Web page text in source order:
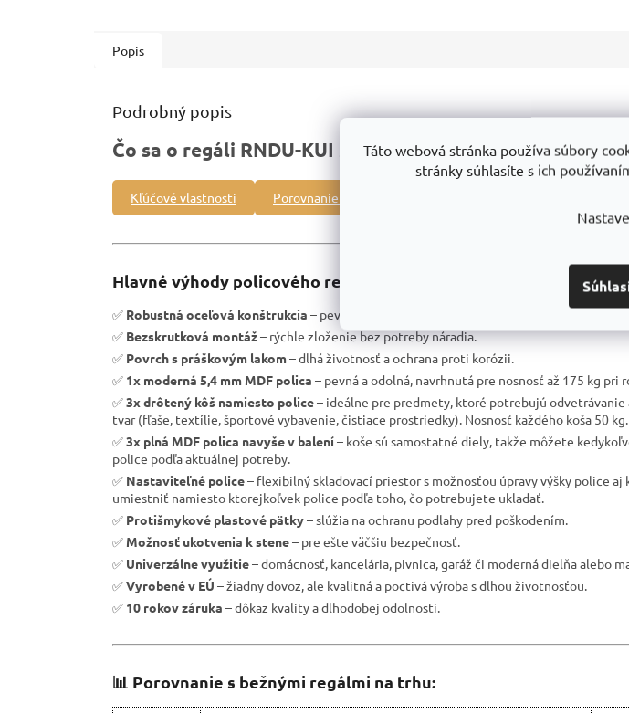
Táto webová stránka používa súbory
stránky súhlasíte s ich
Popis
Podrobný popis
Čo sa o regáli RNDU-KUI s drôtenými košmi môžete
Kľúčové vlastnosti Porovnanie s inými produktmi
Hlavné výhody policového regálu RNDU-KUI s drôtenými košmi a
✅ Robustná oceľová konštrukcia – pevnosť a vysoká stabilita.
✅ Bezskrutková montáž– rýchle zloženie bez potreby náradia.
✅ Povrch s práškovým lakom– dlhá životnosť a ochrana proti korózii.
✅ 1x moderná 5,4 mm MDF polica – pevná a odolná, navrhnutá pre nosnosť až 175 kg pri
✅3x drôtený kôš namiesto police– ideálne pre predmety, ktoré potrebujú
tvar (fľaše, textílie, športové vybavenie, čistiace prostriedky). Nosnosť každého koša 50 kg.
✅3x plná MDF polica navyše v balení– koše sú samostatné diely, takže môžete
police podľa aktuálnej potreby.
✅ Nastaviteľné police– flexibilný skladovací priestor s možnosťou úpravy výšky police aj
umiestniť namiesto ktorejkoľvek police podľa toho, čo potrebujete ukladať.
✅ Protišmykové plastové pätky– slúžia na ochranu podlahy pred poškodením.
✅ Možnosť ukotvenia k stene– pre ešte väčšiu bezpečnosť.
✅ Univerzálne využitie– domácnosť, kancelária, pivnica, garáž či moderná dielňa alebo
✅Vyrobené v EÚ – žiadny dovoz, ale kvalitná a poctivá výroba s dlhou životnosťou.
✅ 10 rokov záruka – dôkaz kvality a dlhodobej odolnosti.
📊 Porovnanie s bežnými regálmi na trhu: